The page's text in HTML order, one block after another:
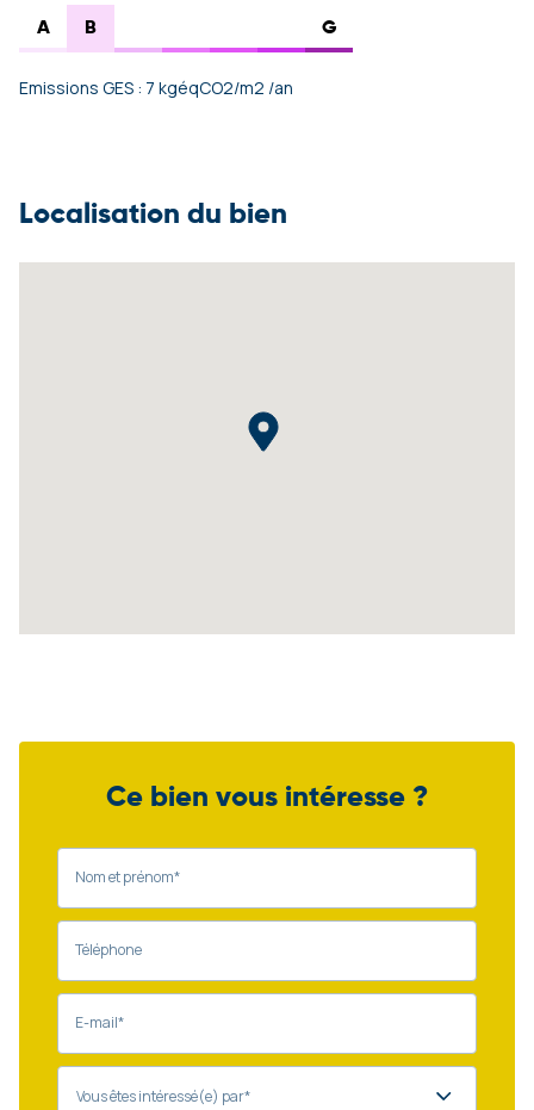
A B G
Emissions GES : 7 kgéqCO2/m2 /an
Localisation du bien
Ce bien vous intéresse ?
Nom et prénom*
Téléphone
E-mail*